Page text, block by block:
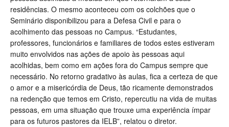
residências. O mesmo aconteceu com os colchões que o
Seminário disponibilizou para a Defesa Civil e para o
acolhimento das pessoas no Campus. “Estudantes,
professores, funcionários e familiares de todos estes estiveram
muito envolvidos nas ações de apoio às pessoas aqui
acolhidas, bem como em ações fora do Campus sempre que
necessário. No retorno gradativo às aulas, fica a certeza de que
o amor e a misericórdia de Deus, tão ricamente demonstrados
na redenção que temos em Cristo, repercutiu na vida de muitas
pessoas, em uma situação que trouxe uma experiência ímpar
para os futuros pastores da IELB”, relatou o diretor.